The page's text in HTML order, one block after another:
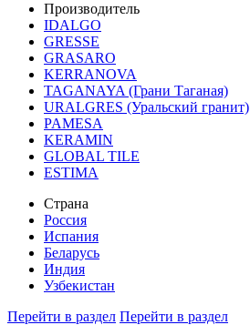
Производитель
IDALGO
GRESSE
GRASARO
KERRANOVA
TAGANAYA (Грани Таганая)
URALGRES (Уральский гранит)
PAMESA
KERAMIN
GLOBAL TILE
ESTIMA
Страна
Россия
Испания
Беларусь
Индия
Узбекистан
Перейти в раздел Перейти в раздел